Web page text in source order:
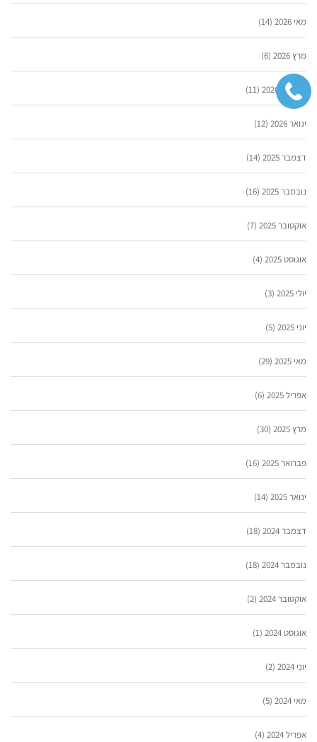
מאי 2026 (14)
מרץ 2026 (6)
פברואר 2026 (11)
ינואר 2026 (12)
דצמבר 2025 (14)
נובמבר 2025 (16)
אוקטובר 2025 (7)
אוגוסט 2025 (4)
יולי 2025 (3)
יוני 2025 (5)
מאי 2025 (29)
אפריל 2025 (6)
מרץ 2025 (30)
פברואר 2025 (16)
ינואר 2025 (14)
דצמבר 2024 (18)
נובמבר 2024 (18)
אוקטובר 2024 (2)
אוגוסט 2024 (1)
יוני 2024 (2)
מאי 2024 (5)
אפריל 2024 (4)